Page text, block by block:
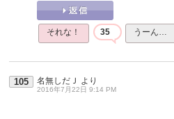
それな！ 35 うーん…
105 名無しだＪ より
2016年7月22日 9:14 PM